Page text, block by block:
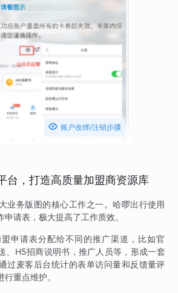
 账户改绑/注销步骤
台，打造高质量加盟商资源库
业务版图的核心工作之一。哈啰出行使用
请表，极大提高了工作质效。
申请表分配给不同的推广渠道，比如官
、H5招商说明书，推广人员等，形成一套
过麦客后台统计的表单访问量和反馈量评
重点维护。